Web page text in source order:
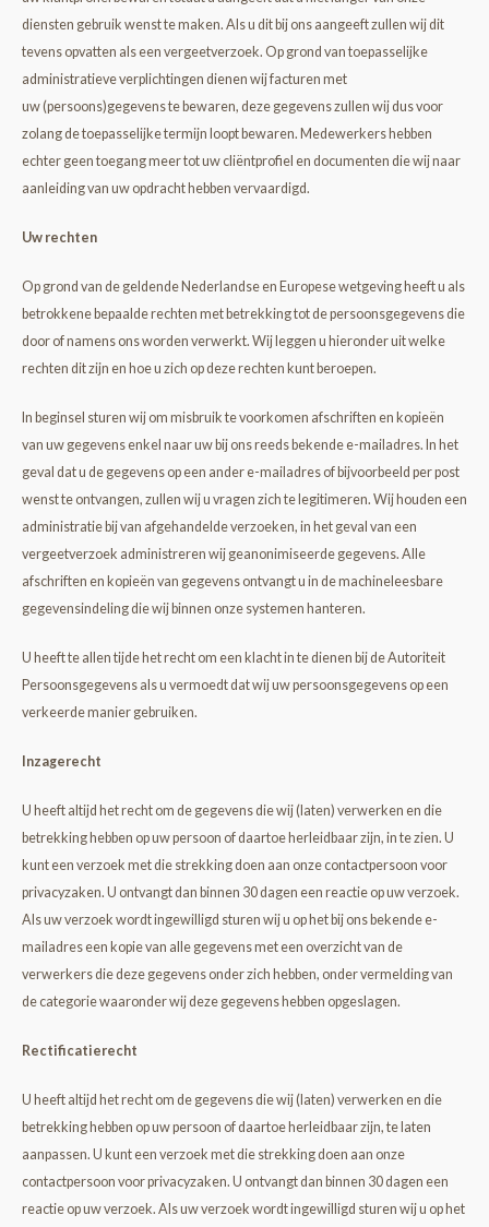
diensten gebruik wenst te maken. Als u dit bij ons aangeeft zullen wij dit
tevens opvatten als een vergeetverzoek. Op grond van toepasselijke
administratieve verplichtingen dienen wij facturen met
uw (persoons)gegevens te bewaren, deze gegevens zullen wij dus voor
zolang de toepasselijke termijn loopt bewaren. Medewerkers hebben
echter geen toegang meer tot uw cliëntprofiel en documenten die wij naar
aanleiding van uw opdracht hebben vervaardigd.
Uw rechten
Op grond van de geldende Nederlandse en Europese wetgeving heeft u als
betrokkene bepaalde rechten met betrekking tot de persoonsgegevens die
door of namens ons worden verwerkt. Wij leggen u hieronder uit welke
rechten dit zijn en hoe u zich op deze rechten kunt beroepen.
In beginsel sturen wij om misbruik te voorkomen afschriften en kopieën
van uw gegevens enkel naar uw bij ons reeds bekende e-mailadres. In het
geval dat u de gegevens op een ander e-mailadres of bijvoorbeeld per post
wenst te ontvangen, zullen wij u vragen zich te legitimeren. Wij houden een
administratie bij van afgehandelde verzoeken, in het geval van een
vergeetverzoek administreren wij geanonimiseerde gegevens. Alle
afschriften en kopieën van gegevens ontvangt u in de machineleesbare
gegevensindeling die wij binnen onze systemen hanteren.
U heeft te allen tijde het recht om een klacht in te dienen bij de Autoriteit
Persoonsgegevens als u vermoedt dat wij uw persoonsgegevens op een
verkeerde manier gebruiken.
Inzagerecht
U heeft altijd het recht om de gegevens die wij (laten) verwerken en die
betrekking hebben op uw persoon of daartoe herleidbaar zijn, in te zien. U
kunt een verzoek met die strekking doen aan onze contactpersoon voor
privacyzaken. U ontvangt dan binnen 30 dagen een reactie op uw verzoek.
Als uw verzoek wordt ingewilligd sturen wij u op het bij ons bekende e-
mailadres een kopie van alle gegevens met een overzicht van de
verwerkers die deze gegevens onder zich hebben, onder vermelding van
de categorie waaronder wij deze gegevens hebben opgeslagen.
Rectificatierecht
U heeft altijd het recht om de gegevens die wij (laten) verwerken en die
betrekking hebben op uw persoon of daartoe herleidbaar zijn, te laten
aanpassen. U kunt een verzoek met die strekking doen aan onze
contactpersoon voor privacyzaken. U ontvangt dan binnen 30 dagen een
reactie op uw verzoek. Als uw verzoek wordt ingewilligd sturen wij u op het